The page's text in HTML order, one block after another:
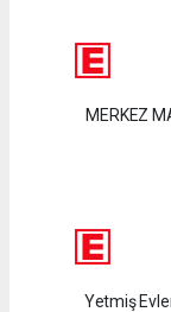
MERKEZ
Yetmiş